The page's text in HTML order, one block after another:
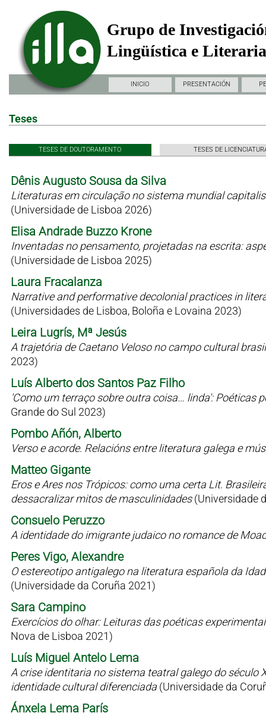
Grupo de
Lingüística e
INICIO PRESENTACIÓN
Teses
TESES DE DOUTORAMENTO TESES DE
Dênis Augusto Sousa da Silva
Literaturas em circulação no sistema mundial
(Universidade de Lisboa 2026)
Elisa Andrade Buzzo Krone
Inventadas no pensamento, projetadas na escrita:
(Universidade de Lisboa 2025)
Laura Fracalanza
Narrative and performative decolonial practices in
(Universidades de Lisboa, Boloña e Lovaina 2023)
Leira Lugrís, Mª Jesús
A trajetória de Caetano Veloso no campo cultural
2023)
Luís Alberto dos Santos Paz Filho
'Como um terraço sobre outra coisa… linda': Poéticas
Grande do Sul 2023)
Pombo Añón, Alberto
Verso e acorde. Relacións entre literatura galega e
Matteo Gigante
Eros e Ares nos Trópicos: como uma certa Lit.
dessacralizar mitos de masculinidades(Universidade
Consuelo Peruzzo
A identidade do imigrante judaico no romance de
Peres Vigo, Alexandre
O estereotipo antigalego na literatura española da
(Universidade da Coruña 2021)
Sara Campino
Exercícios do olhar: Leituras das poéticas
Nova de Lisboa 2021)
Luís Miguel Antelo Lema
A crise identitaria no sistema teatral galego do século
identidade cultural diferenciada (Universidade da
Ánxela Lema París